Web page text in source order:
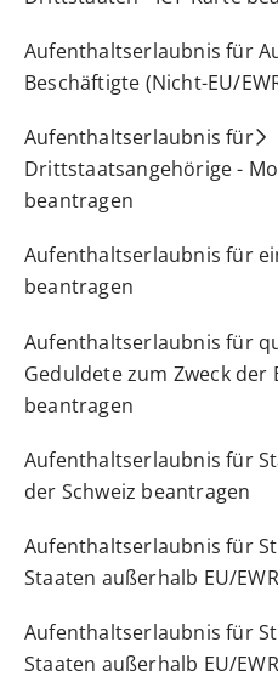
Aufenthaltserlaubnis für
Beschäftigte (Nicht-EU/
Aufenthaltserlaubnis für
Drittstaatsangehörige -
beantragen
Aufenthaltserlaubnis für
beantragen
Aufenthaltserlaubnis für
Geduldete zum Zweck der
beantragen
Aufenthaltserlaubnis für
der Schweiz beantragen
Aufenthaltserlaubnis für
Staaten außerhalb EU/
Aufenthaltserlaubnis für
Staaten außerhalb EU/